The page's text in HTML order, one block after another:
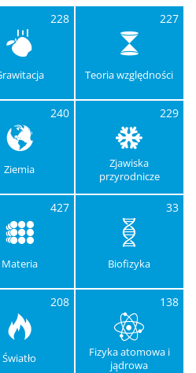
228 227
Teoria względności
240
Ziemia
229
Zjawiska
przyrodnicze
427
Materia
33
Biofizyka
208
Światło
138
Fizyka atomowa i
jądrowa